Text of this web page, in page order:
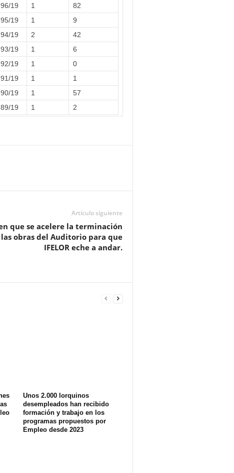
96/19 1
82
95/19 1
9
94/19 2
42
93/19 1
6
92/19 1
0
91/19 1
1
90/19 1
57
89/19 1 2
Artículo siguiente
que se acelere la terminación
obras del Auditorio para que
IFELOR eche a andar.
Unos 2.000 lorquinos
desempleados han recibido
formación y trabajo en los
programas propuestos por
Empleo desde 2023